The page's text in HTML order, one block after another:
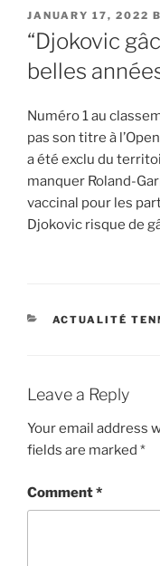
POSTED
ON
JANUARY 17, 2022
“Djokovic
belles
Numéro 1 au
pas son titre à
a été exclu du
manquer Roland-
vaccinal pour les
Djokovic risque de
CATEGORIES
ACTUALITÉ
Leave a Reply
Your email address
fields are marked *
Comment*